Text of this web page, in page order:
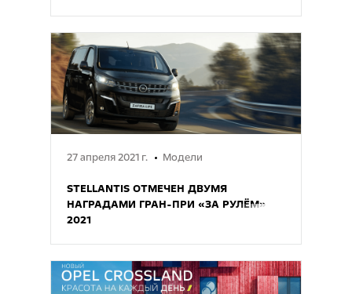
27 апреля 2021 г. Модели
STELLANTIS ОТМЕЧЕН ДВУМЯ
НАГРАДАМИ ГРАН-ПРИ «ЗА РУЛЁМ»
2021